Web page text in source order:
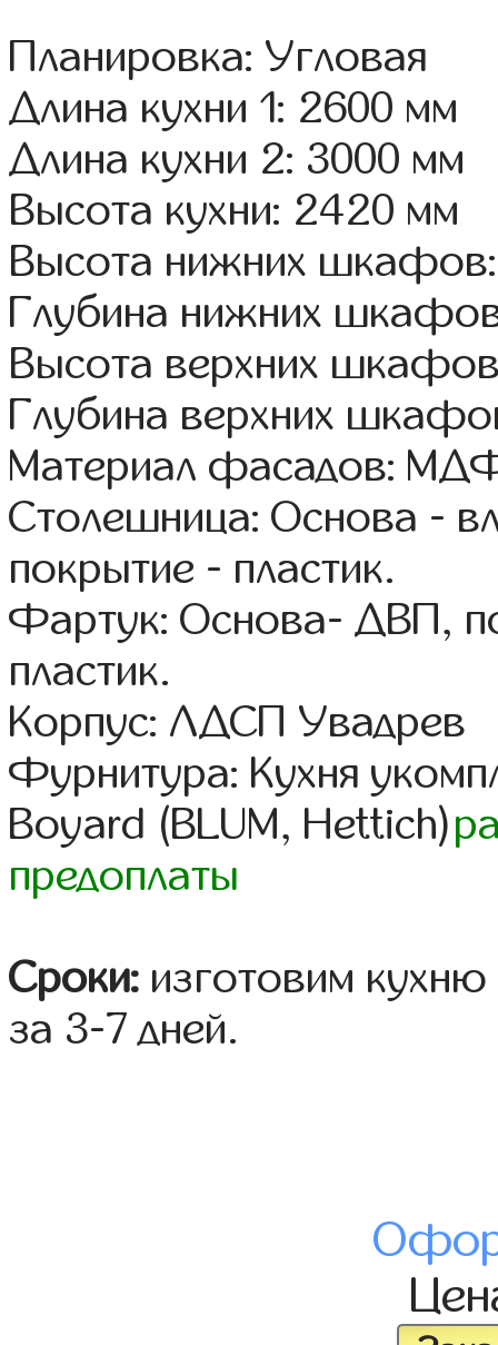
Планировка: Угловая
Длина кухни 1: 2600 мм
Длина кухни 2: 3000 мм
Высота кухни: 2420 мм
Высота нижних
Глубина нижних
Высота верхних
Глубина верхних
Материал фасадов:
Столешница: Основа -
покрытие - пластик.
Фартук: Основа- ДВП,
пластик.
Корпус: ЛДСП Увадрев
Фурнитура: Кухня
Boyard (BLUM, Hettich)
предоплаты
Сроки: изготовим
за 3-7 дней.